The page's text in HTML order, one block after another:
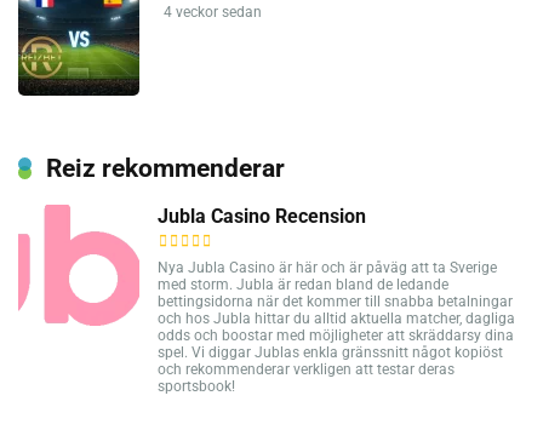
4 veckor sedan
Reiz rekommenderar
Jubla Casino Recension
Nya Jubla Casino är här och är påväg att ta Sverige
med storm. Jubla är redan bland de ledande
bettingsidorna när det kommer till snabba betalningar
och hos Jubla hittar du alltid aktuella matcher, dagliga
odds och boostar med möjligheter att skräddarsy dina
spel. Vi diggar Jublas enkla gränssnitt något kopiöst
och rekommenderar verkligen att testar deras
sportsbook!